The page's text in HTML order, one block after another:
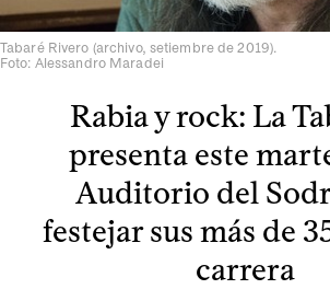
Tabaré Rivero (archivo, setiembre de 2019).
Foto: Alessandro Maradei
Rabia y rock: La
presenta este
Auditorio del
festejar sus más de
carrera